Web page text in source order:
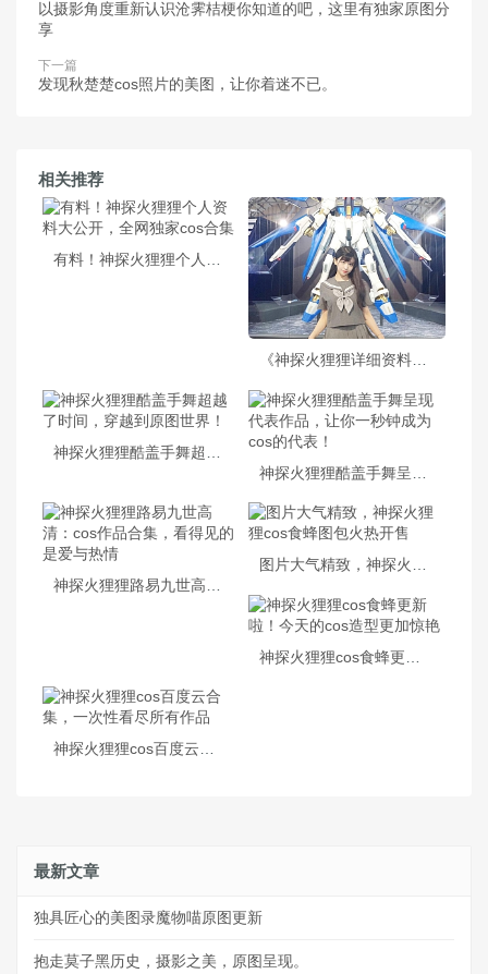
以摄影角度重新认识沧霁桔梗你知道的吧，这里有独家原图分
享
下一篇
发现秋楚楚cos照片的美图，让你着迷不已。
相关推荐
《神探火狸狸详细资料》cos大赏，你就是下一个巅峰
神探火狸狸cos百度云合集，一次性看尽所有作品
最新文章
独具匠心的美图录魔物喵原图更新
抱走莫子黑历史，摄影之美，原图呈现。